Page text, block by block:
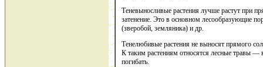
Теневыносливые растения лучше растут при
затенение. Это в основном лесообразующие
(зверобой, земляника) и др.
Тенелюбивые растения не выносят прямого
К таким растениям относятся лесные травы
погибать.